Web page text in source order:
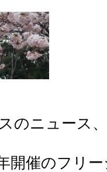
のニュース
開催のフリ